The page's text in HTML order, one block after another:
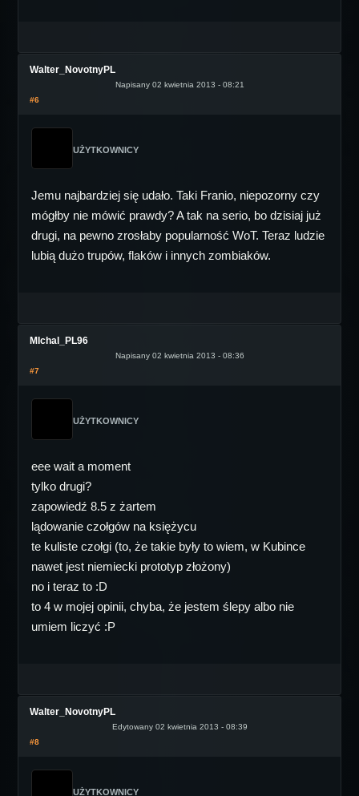
Walter_NovotnyPL
Napisany 02 kwietnia 2013 - 08:21
#6
UŻYTKOWNICY
Jemu najbardziej się udało. Taki Franio, niepozorny czy
mógłby nie mówić prawdy? A tak na serio, bo dzisiaj już
drugi, na pewno zrosłaby popularność WoT. Teraz ludzie
lubią dużo trupów, flaków i innych zombiaków.
MIchal_PL96
Napisany 02 kwietnia 2013 - 08:36
#7
UŻYTKOWNICY
eee wait a moment
tylko drugi?
zapowiedź 8.5 z żartem
lądowanie czołgów na księżycu
te kuliste czołgi (to, że takie były to wiem, w Kubince
nawet jest niemiecki prototyp złożony)
no i teraz to :D
to 4 w mojej opinii, chyba, że jestem ślepy albo nie
umiem liczyć :P
Walter_NovotnyPL
Edytowany 02 kwietnia 2013 - 08:39
#8
UŻYTKOWNICY